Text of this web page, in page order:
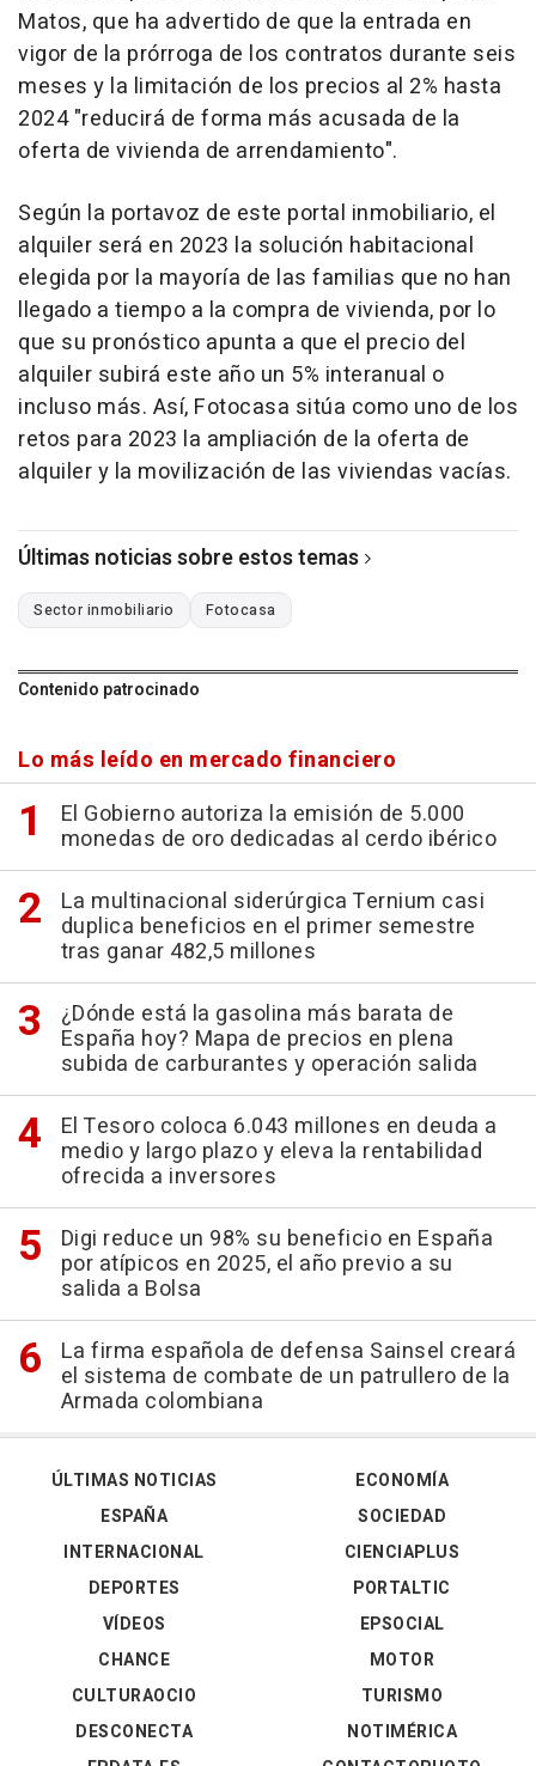
Matos, que ha advertido de que la entrada en
vigor de la prórroga de los contratos durante seis
meses y la limitación de los precios al 2% hasta
2024 "reducirá de forma más acusada de la
oferta de vivienda de arrendamiento".
Según la portavoz de este portal inmobiliario, el
alquiler será en 2023 la solución habitacional
elegida por la mayoría de las familias que no han
llegado a tiempo a la compra de vivienda, por lo
que su pronóstico apunta a que el precio del
alquiler subirá este año un 5% interanual o
incluso más. Así, Fotocasa sitúa como uno de los
retos para 2023 la ampliación de la oferta de
alquiler y la movilización de las viviendas vacías.
Últimas noticias sobre estos temas
Sector inmobiliario Fotocasa
Contenido patrocinado
Lo más leído en mercado financiero
El Gobierno autoriza la emisión de 5.000
monedas de oro dedicadas al cerdo ibérico
La multinacional siderúrgica Ternium casi
duplica beneficios en el primer semestre
tras ganar 482,5 millones
¿Dónde está la gasolina más barata de
España hoy? Mapa de precios en plena
subida de carburantes y operación salida
El Tesoro coloca 6.043 millones en deuda a
medio y largo plazo y eleva la rentabilidad
ofrecida a inversores
Digi reduce un 98% su beneficio en España
por atípicos en 2025, el año previo a su
salida a Bolsa
La firma española de defensa Sainsel creará
el sistema de combate de un patrullero de la
Armada colombiana
ÚLTIMAS NOTICIAS
ESPAÑA
INTERNACIONAL
DEPORTES
VÍDEOS
ECONOMÍA
SOCIEDAD
CIENCIAPLUS
PORTALTIC
EPSOCIAL
CHANCE
CULTURAOCIO
DESCONECTA
MOTOR
TURISMO
NOTIMÉRICA